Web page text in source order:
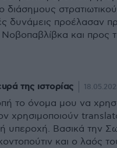
διάσημους
δυνάμεις προέλασαν
και προς
της ιστορίας
το όνομα μου να
χρησιμοποιούν
υπεροχή. Βασικά την
και ο λαός